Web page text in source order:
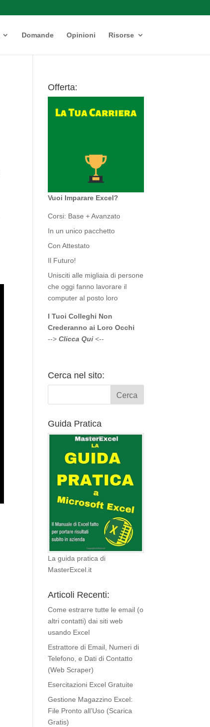
Domande Opinioni Risorse
Offerta:
Vuoi Imparare Excel?
Corsi: Base + Avanzato
In un unico pacchetto
Con Attestato
Il Futuro!
Unisciti alle migliaia di persone
che oggi fanno lavorare il
computer al posto loro
I Tuoi Colleghi Non
Crederanno ai Loro Occhi
-->Clicca Qui <--
Cerca nel sito:
Guida Pratica
La guida pratica di
MasterExcel.it
Articoli Recenti:
Come estrarre tutte le email (o
altri contatti) dai siti web
usando Excel
Estrattore di Email, Numeri di
Telefono, e Dati di Contatto
(Web Scraper)
Esercitazioni Excel Gratuite
Gestione Magazzino Excel:
File Pronto all’Uso (Scarica
Gratis)